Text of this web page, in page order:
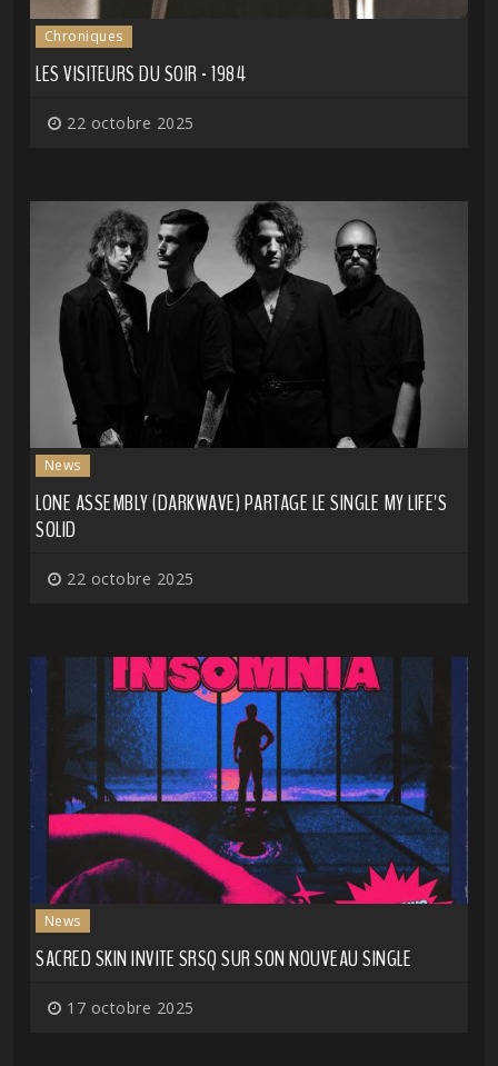
Chroniques
LES VISITEURS DU SOIR - 1984
22 octobre 2025
News
LONE ASSEMBLY (DARKWAVE) PARTAGE LE SINGLE MY LIFE'S
SOLID
22 octobre 2025
News
SACRED SKIN INVITE SRSQ SUR SON NOUVEAU SINGLE
17 octobre 2025